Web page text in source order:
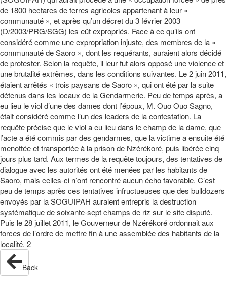
de 1800 hectares de terres agricoles appartenant à leur «
communauté », et après qu’un décret du 3 février 2003
(D/2003/PRG/SGG) les eût expropriés. Face à ce qu’ils ont
considéré comme une expropriation injuste, des membres de la «
communauté de Saoro », dont les requérants, auraient alors décidé
de protester. Selon la requête, il leur fut alors opposé une violence et
une brutalité extrêmes, dans les conditions suivantes. Le 2 juin 2011,
étaient arrêtés « trois paysans de Saoro », qui ont été par la suite
détenus dans les locaux de la Gendarmerie. Peu de temps après, a
eu lieu le viol d’une des dames dont l’époux, M. Ouo Ouo Sagno,
était considéré comme l’un des leaders de la contestation. La
requête précise que le viol a eu lieu dans le champ de la dame, que
l’acte a été commis par des gendarmes, que la victime a ensuite été
menottée et transportée à la prison de Nzérékoré, puis libérée cinq
jours plus tard. Aux termes de la requête toujours, des tentatives de
dialogue avec les autorités ont été menées par les habitants de
Saoro, mais celles-ci n’ont rencontré aucun écho favorable. C’est
peu de temps après ces tentatives infructueuses que des bulldozers
envoyés par la SOGUIPAH auraient entrepris la destruction
systématique de soixante-sept champs de riz sur le site disputé.
Puis le 28 juillet 2011, le Gouverneur de Nzérékoré ordonnait aux
forces de l’ordre de mettre fin à une assemblée des habitants de la
localité. 2
Back